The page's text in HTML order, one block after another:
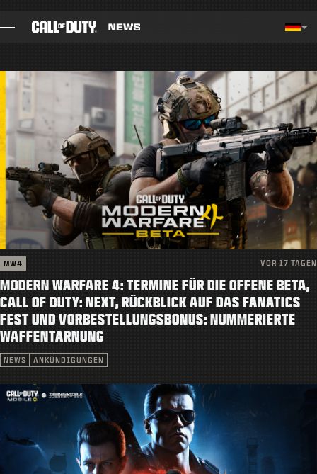
BLOG
LEITFÄDEN
PATCHHINWEISE
SPIELE
NEWS
SHOP
ESPORTS
KUNDENDIENST
ANMELDEN|JETZT REGISTRIEREN
MW4 VOR 17 TAGEN
MODERN WARFARE 4: TERMINE FÜR DIE OFFENE BETA,
CALL OF DUTY: NEXT, RÜCKBLICK AUF DAS FANATICS
FEST UND VORBESTELLUNGSBONUS: NUMMERIERTE
WAFFENTARNUNG
NEWS ANKÜNDIGUNGEN